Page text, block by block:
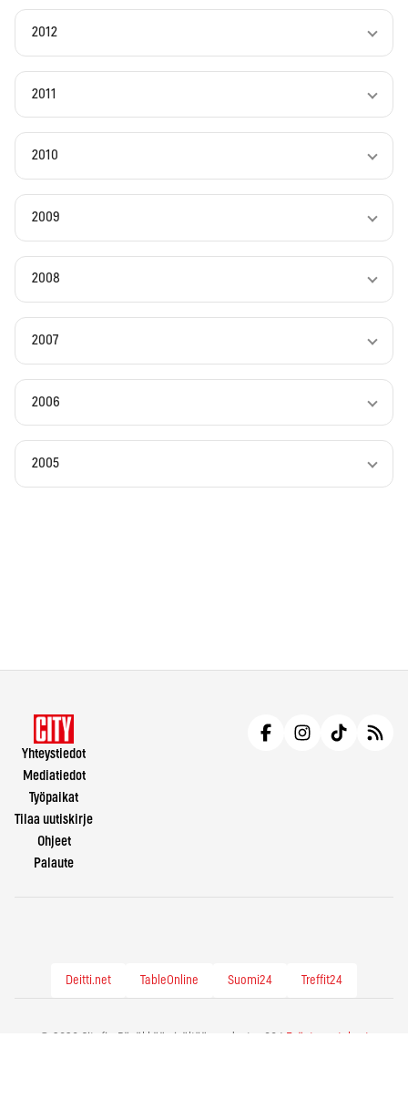
2012
2011
2010
2009
2008
2007
2006
2005
Yhteystiedot
Mediatiedot
Työpaikat
Tilaa uutiskirje
Ohjeet
Palaute
Deitti.net TableOnline Suomi24 Treffit24